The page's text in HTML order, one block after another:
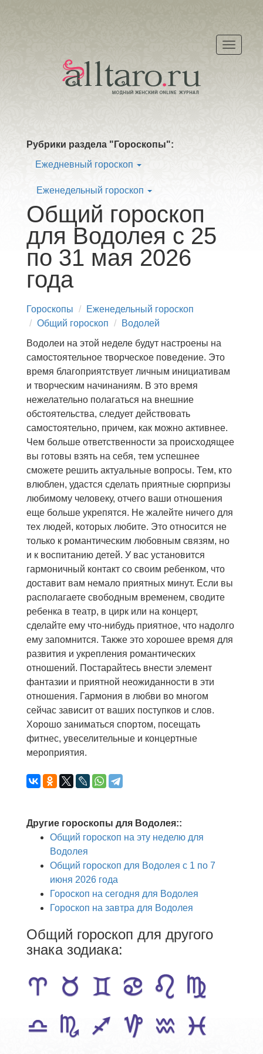
Меню
Рубрики раздела "Гороскопы":
Ежедневный гороскоп
Еженедельный гороскоп
Общий гороскоп
для Водолея с 25
по 31 мая 2026
года
Гороскопы
Еженедельный гороскоп
Общий гороскоп
Водолей
Водолеи на этой неделе будут настроены на
самостоятельное творческое поведение. Это
время благоприятствует личным инициативам
и творческим начинаниям. В это время
нежелательно полагаться на внешние
обстоятельства, следует действовать
самостоятельно, причем, как можно активнее.
Чем больше ответственности за происходящее
вы готовы взять на себя, тем успешнее
сможете решить актуальные вопросы. Тем, кто
влюблен, удастся сделать приятные сюрпризы
любимому человеку, отчего ваши отношения
еще больше укрепятся. Не жалейте ничего для
тех людей, которых любите. Это относится не
только к романтическим любовным связям, но
и к воспитанию детей. У вас установится
гармоничный контакт со своим ребенком, что
доставит вам немало приятных минут. Если вы
располагаете свободным временем, сводите
ребенка в театр, в цирк или на концерт,
сделайте ему что-нибудь приятное, что надолго
ему запомнится. Также это хорошее время для
развития и укрепления романтических
отношений. Постарайтесь внести элемент
фантазии и приятной неожиданности в эти
отношения. Гармония в любви во многом
сейчас зависит от ваших поступков и слов.
Хорошо заниматься спортом, посещать
фитнес, увеселительные и концертные
мероприятия.
Другие гороскопы для Водолея::
Общий гороскоп на эту неделю для
Водолея
Общий гороскоп для Водолея с 1 по 7
июня 2026 года
Гороскоп на сегодня для Водолея
Гороскоп на завтра для Водолея
Общий гороскоп для другого
знака зодиака: